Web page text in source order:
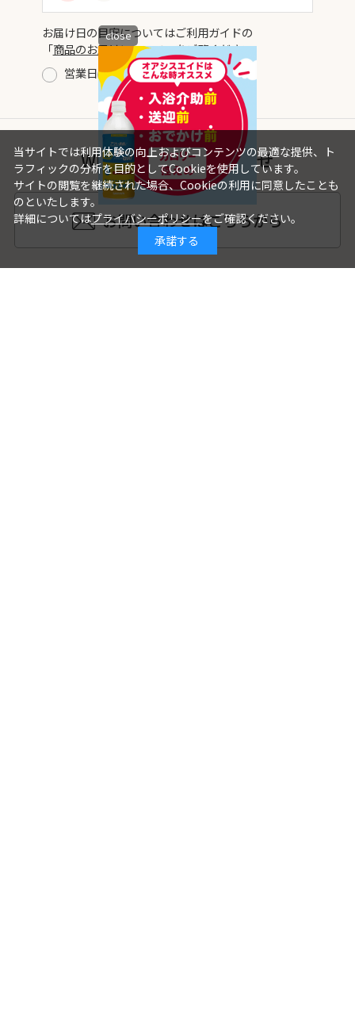
お届け日の目安についてはご利用ガイドの
「商品のお届けについて」をご覧ください。
営業日
休業日
WEBからのお問い合わせ
お問い合わせはこちらから
当サイトでは利用体験の向上およびコンテンツの最適な提供、ト
ラフィックの分析を目的としてCookieを使用しています。
サイトの閲覧を継続された場合、Cookieの利用に同意したことも
のといたします。
詳細についてはプライバシーポリシーをご確認ください。
承諾する
close